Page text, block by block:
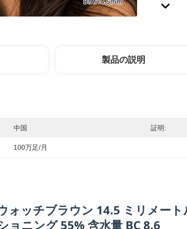
製品の説明
中国 証明:
100万足/月
ォッチブラウン 14.5 ミリメー
ョニング 55% 含水量 BC 8.6